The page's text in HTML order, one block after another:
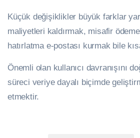
Küçük değişiklikler büyük farklar
maliyetleri kaldırmak, misafir
hatırlatma e-postası kurmak bile
Önemli olan kullanıcı davranışını
süreci veriye dayalı biçimde
etmektir.